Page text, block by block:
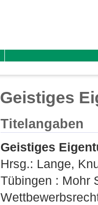
Geistiges
Titelangaben
Geistiges
Hrsg.: Lange,
Tübingen : Mohr